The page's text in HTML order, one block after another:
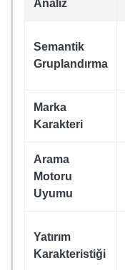
Analiz
Semantik
Gruplandırma
Marka
Karakteri
Arama
Motoru
Uyumu
Yatırım
Karakteristiği